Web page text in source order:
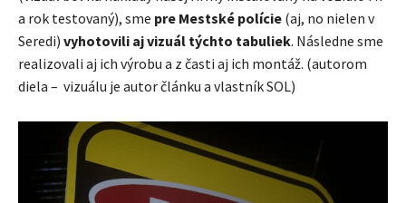
a rok testovaný), sme pre Mestské polície (aj, no nielen v
Seredi) vyhotovili aj vizuál týchto tabuliek. Následne sme
realizovali aj ich výrobu a z časti aj ich montáž. (autorom
diela – vizuálu je autor článku a vlastník SOL)